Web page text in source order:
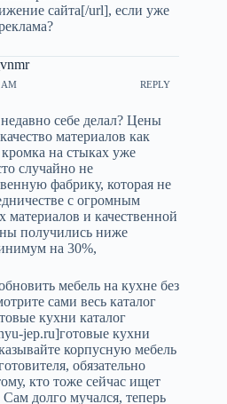
сайта[/url], если уже
AM REPLY
себе делал? Цены
материалов как
на стыках уже
случайно не
фабрику, которая не
с огромным
материалов и качественной
получились ниже
на 30%,
мебель на кухне без
сами весь каталог
кухни каталог
jep.ru]готовые кухни
корпусную мебель
обязательно
кто тоже сейчас ищет
долго мучался, теперь